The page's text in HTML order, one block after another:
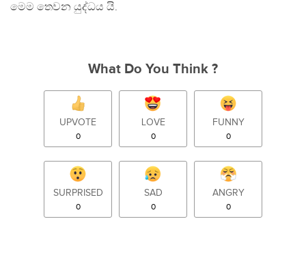
මෙම තෙවන යුද්ධය යි.
What Do You Think ?
UPVOTE
0
LOVE
0
FUNNY
0
SURPRISED
0
SAD
0
ANGRY
0